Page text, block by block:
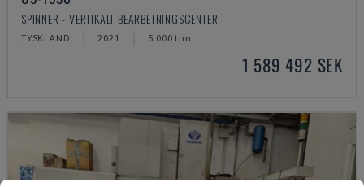
SPINNER - VERTIKALT BEARBETNINGSCENTER
TYSKLAND 2021 6.000 tim.
1 589 492 SEK